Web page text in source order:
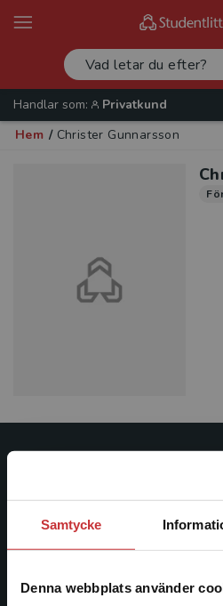
Samtycke
Denna webbplats använder
Handlar som:
Privatkund
Hem / Christer Gunnarsson
ledande utbildningsförlag. Med
facklitteratur, utbildningar och
längs hela kunskapsresan.